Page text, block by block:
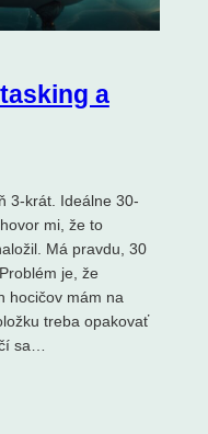
a
3-krát. Ideálne 30-
mi, že to
Má pravdu, 30
je, že
hocičov mám na
treba opakovať
sa…